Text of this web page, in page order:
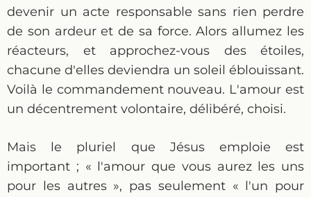
devenir un acte responsable sans rien perdre
de son ardeur et de sa force. Alors allumez les
réacteurs, et approchez-vous des étoiles,
chacune d'elles deviendra un soleil éblouissant.
Voilà le commandement nouveau. L'amour est
un décentrement volontaire, délibéré, choisi.
Mais le pluriel que Jésus emploie est
important ; « l'amour que vous aurez les uns
pour les autres », pas seulement « l'un pour